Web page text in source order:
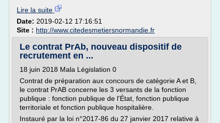
Lire la suite
Date: 2019-02-12 17:16:51
Site : http://www.citedesmetiersnormandie.fr
Le contrat PrAb, nouveau dispositif de
recrutement en ...
18 juin 2018 Mala Législation 0
Contrat de préparation aux concours de catégorie A et B,
le contrat PrAB concerne les 3 versants de la fonction
publique : fonction publique de l'État, fonction publique
territoriale et fonction publique hospitalière.
Instauré par la loi n°2017-86 du 27 janvier 2017 relative à